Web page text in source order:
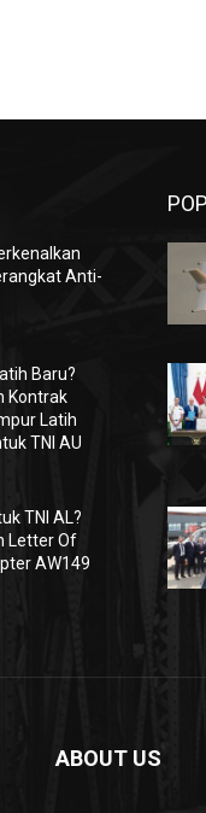
Anti-
Baru?
Kontrak
Latih
TNI AU
TNI AL?
Letter Of
AW149
ABOUT US